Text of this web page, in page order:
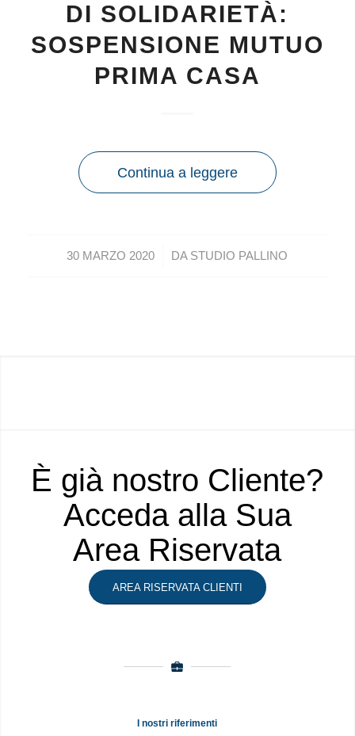
DI SOLIDARIETÀ:
SOSPENSIONE MUTUO
PRIMA CASA
Continua a leggere
30 MARZO 2020
/ DA STUDIO PALLINO
È già nostro Cliente?
Acceda alla Sua
Area Riservata
AREA RISERVATA CLIENTI
I nostri riferimenti